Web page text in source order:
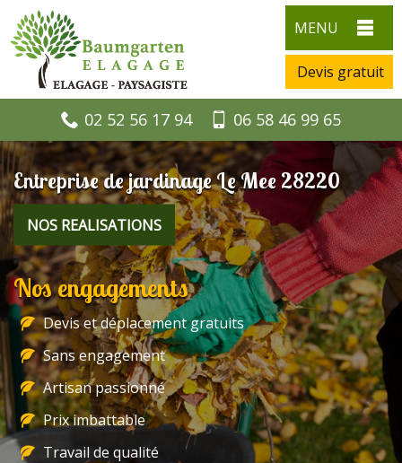
MENU
Devis gratuit
02 52 56 17 94 06 58 46 99 65
Entreprise de jardinage Le Mee 28220
NOS REALISATIONS
Nos engagements
Devis et déplacement gratuits
Sans engagement
Artisan passionné
Prix imbattable
Travail de qualité